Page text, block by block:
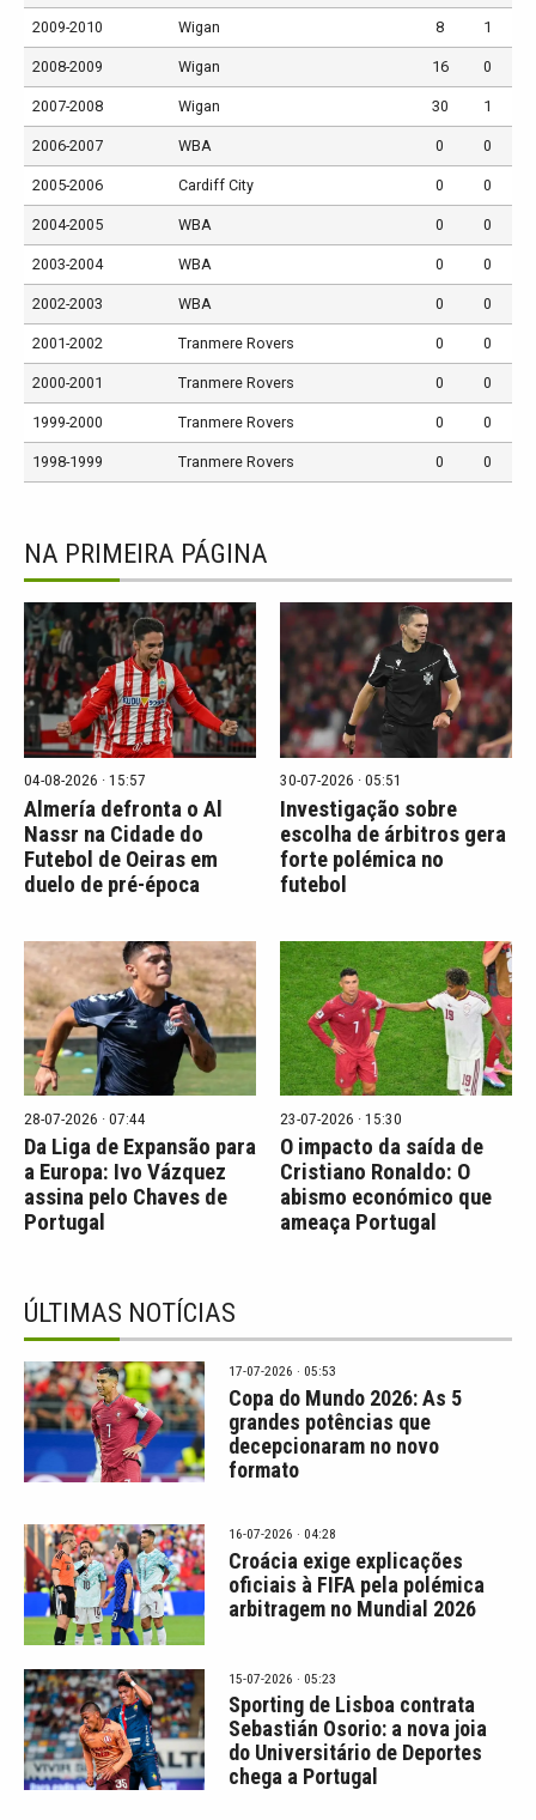
2009-2010 Wigan 8 1
2008-2009 Wigan 16 0
2007-2008 Wigan 30 1
2006-2007 WBA 0 0
2005-2006 Cardiff City 0 0
2004-2005 WBA 0 0
2003-2004 WBA 0 0
2002-2003 WBA 0 0
2001-2002 Tranmere Rovers 0 0
2000-2001 Tranmere Rovers 0 0
1999-2000 Tranmere Rovers 0 0
1998-1999 Tranmere Rovers 0 0
NA PRIMEIRA PÁGINA
04-08-2026 · 15:57
Almería defronta o Al
Nassr na Cidade do
Futebol de Oeiras em
duelo de pré-época
30-07-2026 · 05:51
Investigação sobre
escolha de árbitros gera
forte polémica no
futebol
28-07-2026 · 07:44
Da Liga de Expansão para
a Europa: Ivo Vázquez
assina pelo Chaves de
Portugal
23-07-2026 · 15:30
O impacto da saída de
Cristiano Ronaldo: O
abismo económico que
ameaça Portugal
ÚLTIMAS NOTÍCIAS
17-07-2026 · 05:53
Copa do Mundo 2026: As 5
grandes potências que
decepcionaram no novo
formato
16-07-2026 · 04:28
Croácia exige explicações
oficiais à FIFA pela polémica
arbitragem no Mundial 2026
15-07-2026 · 05:23
Sporting de Lisboa contrata
Sebastián Osorio: a nova joia
do Universitário de Deportes
chega a Portugal